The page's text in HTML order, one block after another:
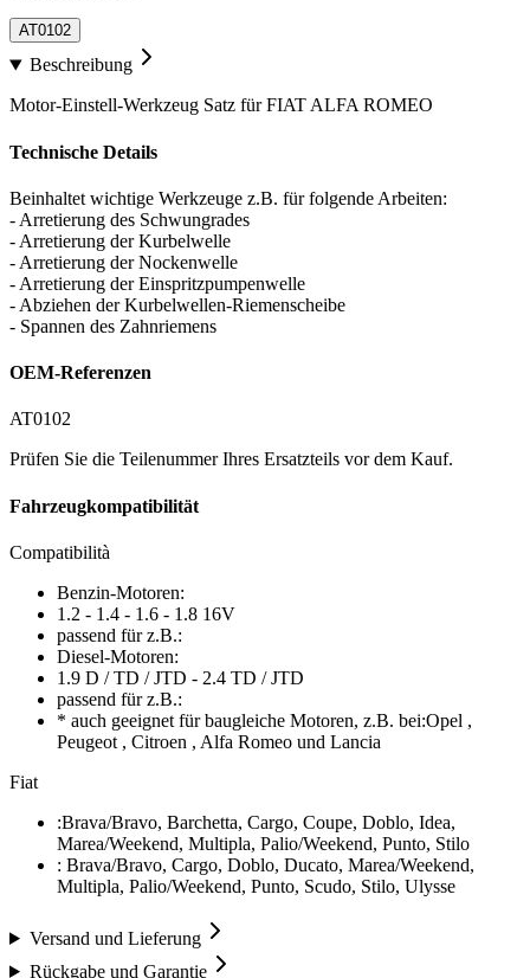
AT0102
Beschreibung
Motor-Einstell-Werkzeug Satz für FIAT ALFA ROMEO
Technische Details
Beinhaltet wichtige Werkzeuge z.B. für folgende Arbeiten:
- Arretierung des Schwungrades
- Arretierung der Kurbelwelle
- Arretierung der Nockenwelle
- Arretierung der Einspritzpumpenwelle
- Abziehen der Kurbelwellen-Riemenscheibe
- Spannen des Zahnriemens
OEM-Referenzen
AT0102
Prüfen Sie die Teilenummer Ihres Ersatzteils vor dem Kauf.
Fahrzeugkompatibilität
Compatibilità
Benzin-Motoren:
1.2 - 1.4 - 1.6 - 1.8 16V
passend für z.B.:
Diesel-Motoren:
1.9 D / TD / JTD - 2.4 TD / JTD
passend für z.B.:
* auch geeignet für baugleiche Motoren, z.B. bei:Opel ,
Peugeot , Citroen , Alfa Romeo und Lancia
Fiat
:Brava/Bravo, Barchetta, Cargo, Coupe, Doblo, Idea,
Marea/Weekend, Multipla, Palio/Weekend, Punto, Stilo
: Brava/Bravo, Cargo, Doblo, Ducato, Marea/Weekend,
Multipla, Palio/Weekend, Punto, Scudo, Stilo, Ulysse
Versand und Lieferung
Rückgabe und Garantie